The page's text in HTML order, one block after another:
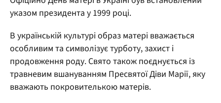
указом президента у 1999 році.
В українській культурі образ матері вважається
особливим та символізує турботу, захист і
продовження роду. Свято також поєднується із
травневим вшануванням Пресвятої Діви Марії, яку
вважають покровителькою матерів.